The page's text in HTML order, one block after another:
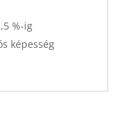
%-ig
képesség